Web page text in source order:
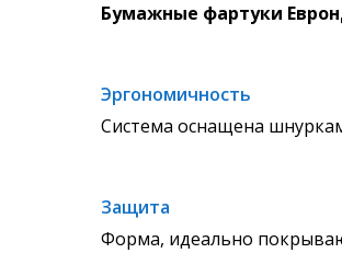
Бумажные фартуки
Эргономичность
Система оснащена
Защита
Форма, идеально